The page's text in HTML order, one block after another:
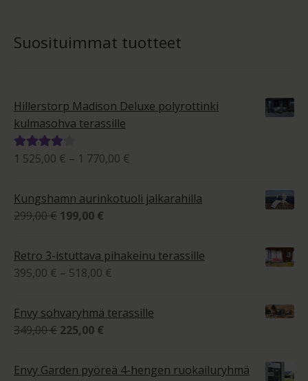
Suosituimmat tuotteet
Hillerstorp Madison Deluxe polyrottinki
kulmasohva terassille
Arvostelu
1 525,00 € – 1 770,00 €
525,00 €
Kungshamn aurinkotuoli jalkarahilla
299,00€ Alkuperäinen
oli:
299,00 €.
199,00 €
on:
199,00 €.
Retro 3-istuttava pihakeinu terassille
395,00 € – 518,00 €
Envy sohvaryhmä terassille
349,00€ Alkuperäinen
oli:
225,00 €
on:
Envy Garden pyöreä 4-hengen ruokailuryhmä